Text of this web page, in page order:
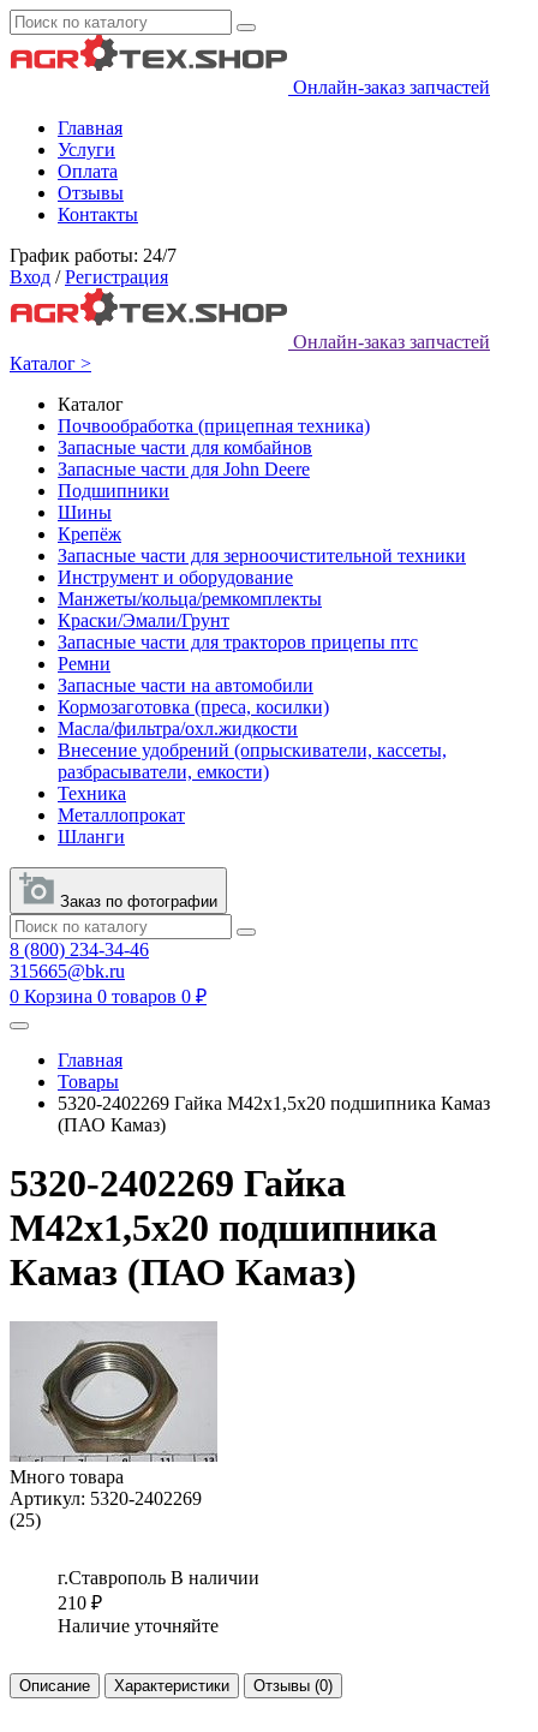
Онлайн-заказ запчастей
Главная
Услуги
Оплата
Отзывы
Контакты
График работы: 24/7
Вход / Регистрация
Онлайн-заказ запчастей
Каталог >
Каталог
Почвообработка (прицепная техника)
Запасные части для комбайнов
Запасные части для John Deere
Подшипники
Шины
Крепёж
Запасные части для зерноочистительной техники
Инструмент и оборудование
Манжеты/кольца/ремкомплекты
Краски/Эмали/Грунт
Запасные части для тракторов прицепы птс
Ремни
Запасные части на автомобили
Кормозаготовка (преса, косилки)
Масла/фильтра/охл.жидкости
Внесение удобрений (опрыскиватели, кассеты,
разбрасыватели, емкости)
Техника
Металлопрокат
Шланги
Заказ по фотографии
8 (800) 234-34-46
315665@bk.ru
0 Корзина 0 товаров 0 ₽
Главная
Товары
5320-2402269 Гайка М42х1,5х20 подшипника Камаз
(ПАО Камаз)
5320-2402269 Гайка
М42х1,5х20 подшипника
Камаз (ПАО Камаз)
Много товара
Артикул: 5320-2402269
(25)
г.Ставрополь В наличии
210 ₽
Наличие уточняйте
Описание Характеристики Отзывы (0)